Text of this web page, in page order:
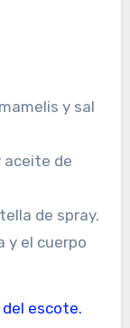
y sal
aceite de
de spray.
y el cuerpo
escote.